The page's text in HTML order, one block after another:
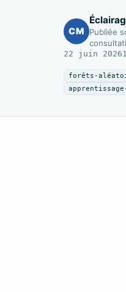
CM
Publiée
22 juin 2026
forêts-